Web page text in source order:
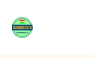
content